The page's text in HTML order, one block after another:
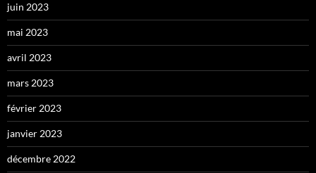
juin 2023
mai 2023
avril 2023
mars 2023
février 2023
janvier 2023
décembre 2022